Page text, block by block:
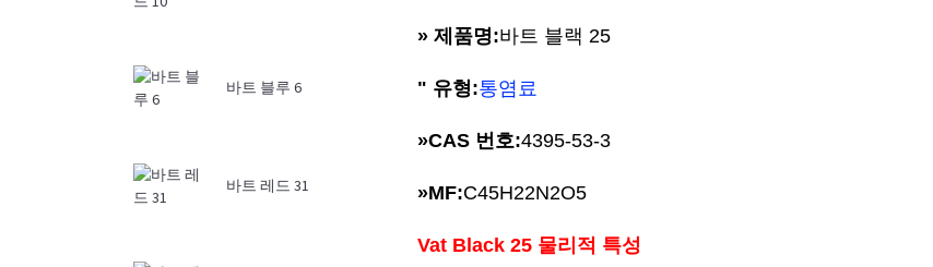
바트 블루 6
바트 레드 31
» 제품명:바트 블랙 25
" 유형:통염료
»CAS 번호:4395-53-3
»MF:C45H22N2O5
Vat Black 25 물리적 특성